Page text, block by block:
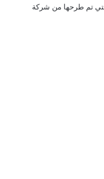
تم طرحها من شركة